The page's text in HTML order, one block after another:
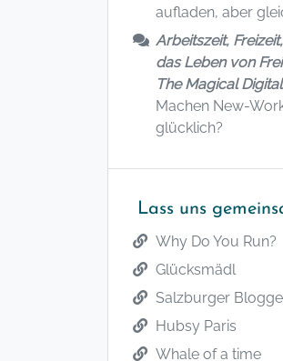
aufladen, aber
Arbeitszeit,
das Leben von
The Magical
Machen New-
glücklich?
Lass uns
Why Do You Run?
Glücksmädl
Salzburger
Hubsy Paris
Whale of a time